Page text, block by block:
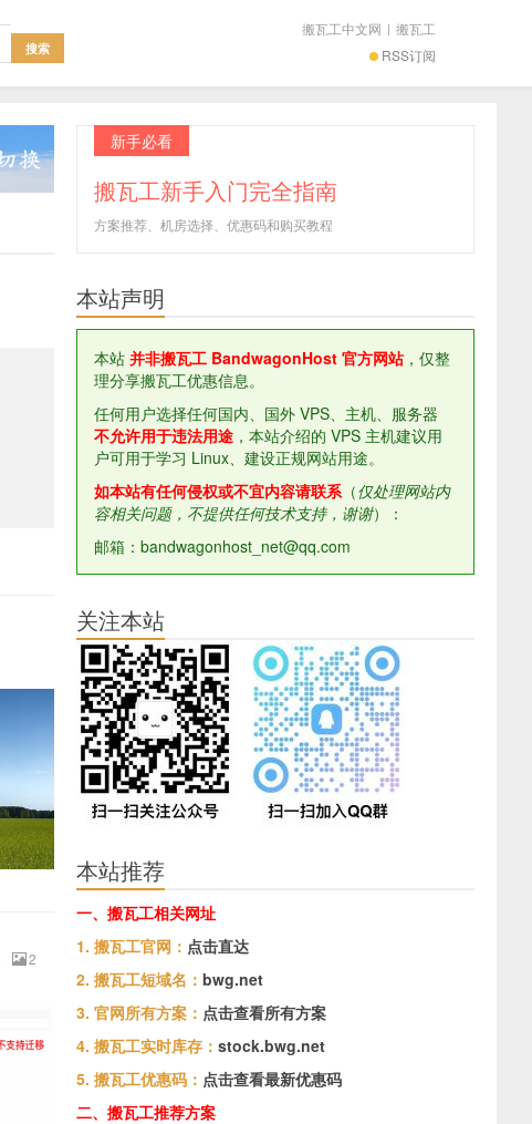
RSS订阅
搬瓦工中文网 | 搬瓦工
2
新手必看
搬瓦工新手入门完全指南
方案推荐、机房选择、优惠码和购买教程
本站声明
本站 并非搬瓦工 BandwagonHost 官方网站，仅整
理分享搬瓦工优惠信息。
任何用户选择任何国内、国外 VPS、主机、服务器
不允许用于违法用途 ，本站介绍的 VPS 主机建议用
户可用于学习 Linux、建设正规网站用途。
如本站有任何侵权或不宜内容请联系（仅处理网站内
容相关问题，不提供任何技术支持，谢谢）：
邮箱：bandwagonhost_net@qq.com
关注本站
本站推荐
一、搬瓦工相关网址
1. 搬瓦工官网： 点击直达
2. 搬瓦工短域名： bwg.net
3. 官网所有方案： 点击查看所有方案
4. 搬瓦工实时库存： stock.bwg.net
5. 搬瓦工优惠码： 点击查看最新优惠码
二、搬瓦工推荐方案